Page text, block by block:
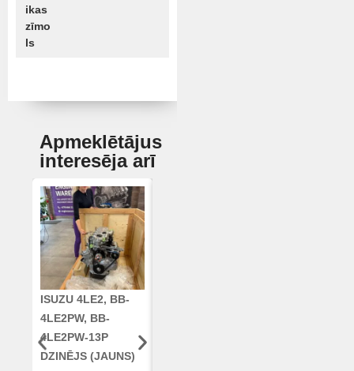
ikas
zīmo
ls
Apmeklētājus
interesēja arī
ISUZU 4LE2, BB-
4LE2PW, BB-
4LE2PW-13P
DZINĒJS (JAUNS)